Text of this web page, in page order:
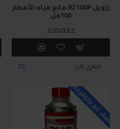
رزويل RZ10GP مانع مياه الأمطار
100مل
220.00LE
اشتري الان
للاسف غير متوفر حاليا